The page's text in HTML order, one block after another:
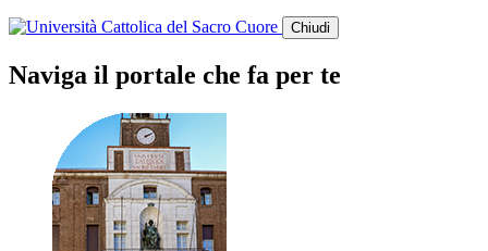
Chiudi
Naviga il portale che fa per te